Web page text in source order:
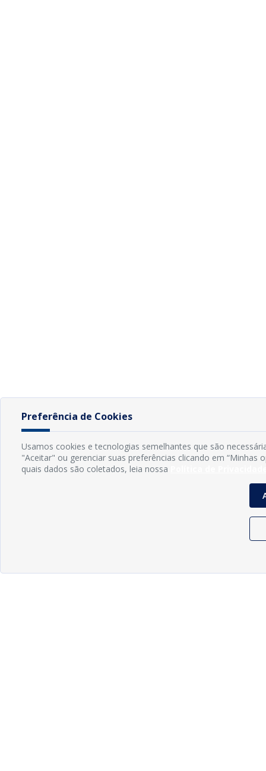
Preferência de Cookies
Usamos cookies e tecnologias semelhantes que são
"Aceitar" ou gerenciar suas preferências clicando em
quais dados são coletados, leia nossa